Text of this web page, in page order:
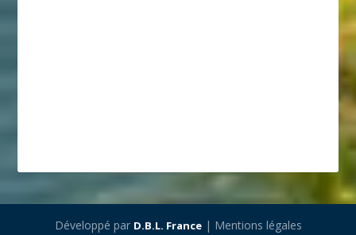
Développé par D.B.L. France| Mentions légales